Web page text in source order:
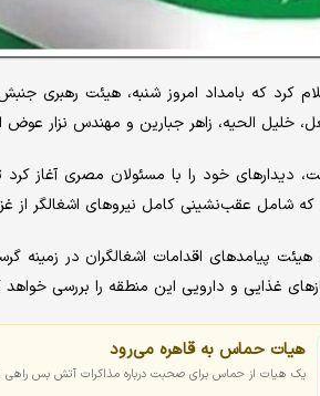
کرد که بامداد امروز شنبه، هیئت رهبری
خلیل الحیه، زاهر جبارین و مهندس نزار عوض
دیدارهای خود را با مسئولان مصری آغاز
که شامل عقب‌نشینی کامل نیروهای اشغالگر از
هیئت پیامدهای اقدامات اشغالگران در
غذایی و دارویی این منطقه را بررسی خواهد
هیات حماس به قاهره می‌رود
یک هیات از حماس برای صحبت درباره مذاکرات آتش بس